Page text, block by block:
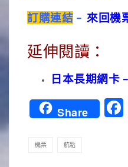
訂購連結 – 來回機
延伸閱讀：
日本長期網卡
Share
機票 航點